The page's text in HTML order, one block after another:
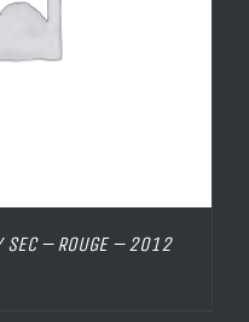
SEC – ROUGE – 2012